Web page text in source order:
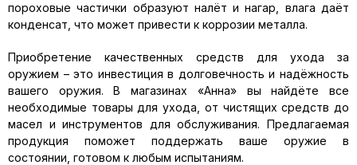
пороховые частички образуют налёт и нагар, влага даёт
конденсат, что может привести к коррозии металла.
Приобретение качественных средств для ухода за
оружием – это инвестиция в долговечность и надёжность
вашего оружия. В магазинах «Анна» вы найдёте все
необходимые товары для ухода, от чистящих средств до
масел и инструментов для обслуживания. Предлагаемая
продукция поможет поддержать ваше оружие в
состоянии, готовом к любым испытаниям.